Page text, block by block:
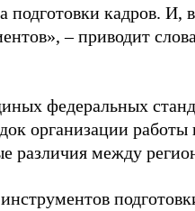
подготовки кадров. И, в
– приводит слова
федеральных
организации работы
различия между